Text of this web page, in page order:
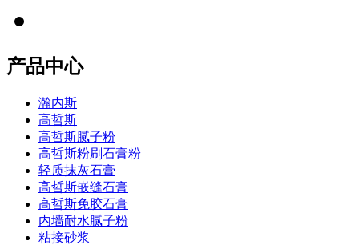
产品中心
瀚内斯
高哲斯
高哲斯腻子粉
高哲斯粉刷石膏粉
轻质抹灰石膏
高哲斯嵌缝石膏
高哲斯免胶石膏
内墙耐水腻子粉
粘接砂浆